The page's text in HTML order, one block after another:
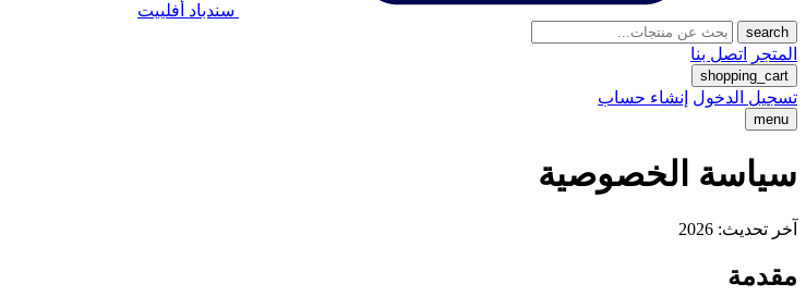
سندباد أفلييت
search
المتجر اتصل بنا
shopping_cart
تسجيل الدخول إنشاء حساب
menu
سياسة الخصوصية
آخر تحديث: 2026
مقدمة